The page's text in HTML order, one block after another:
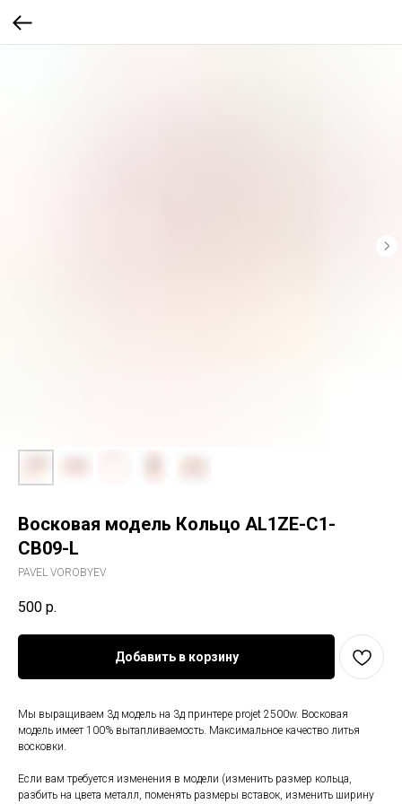
Восковая модель Кольцо AL1ZE-C1-
CB09-L
PAVEL VOROBYEV
500 р.
Добавить в корзину
Мы выращиваем 3д модель на 3д принтере projet 2500w. Восковая
модель имеет 100% вытапливаемость. Максимальное качество литья
восковки.
Если вам требуется изменения в модели (изменить размер кольца,
разбить на цвета металл, поменять размеры вставок, изменить ширину